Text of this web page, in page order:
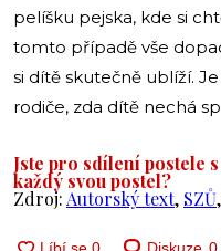
pelíšku pejska, kde si
tomto případě vše
si dítě skutečně ublíží.
rodiče, zda dítě nechá
Jste pro sdílení postele
každý svou postel?
Zdroj: Autorský text, SZŮ,
Diskuze 0